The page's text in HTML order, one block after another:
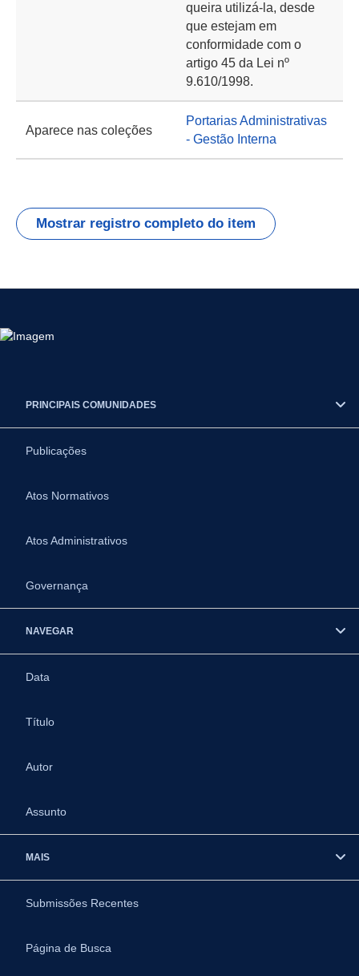
queira utilizá-la, desde
que estejam em
conformidade com o
artigo 45 da Lei nº
9.610/1998.
Aparece nas coleções
Portarias Administrativas
- Gestão Interna
Mostrar registro completo do item
PRINCIPAIS COMUNIDADES
Publicações
Atos Normativos
Atos Administrativos
Governança
NAVEGAR
Data
Título
Autor
Assunto
MAIS
Submissões Recentes
Página de Busca